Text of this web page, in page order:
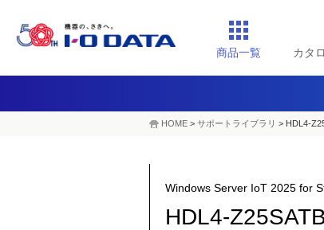
商品一覧 カタ
HOME > サポートライブラリ > HDL4-
Windows Server IoT 2025 for
HDL4-